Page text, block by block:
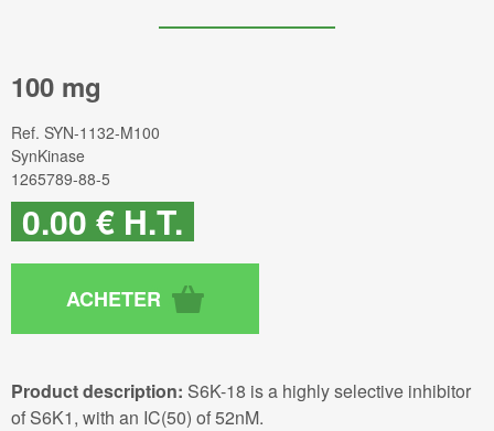
100 mg
Ref. SYN-1132-M100
SynKinase
1265789-88-5
0.00 € H.T.
Product description: S6K-18 is a highly selective inhibitor
of S6K1, with an IC(50) of 52nM.